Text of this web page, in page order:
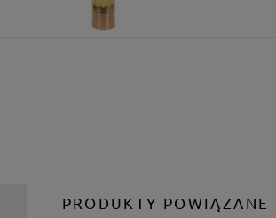
PRODUKTY POWIĄZANE